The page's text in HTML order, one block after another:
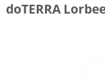
doTERRA